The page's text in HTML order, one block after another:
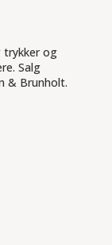
trykker og
Salg
& Brunholt.